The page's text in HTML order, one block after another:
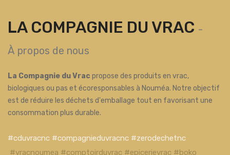
LA COMPAGNIE DU VRAC -
À propos de nous
La Compagnie du Vrac propose des produits en vrac,
biologiques ou pas et écoresponsables à Nouméa. Notre objectif
est de réduire les déchets d'emballage tout en favorisant une
consommation plus durable.
#cduvracnc #compagnieduvracnc #zerodechetnc
#vracnoumea #comptoirduvrac #epicerievrac #boko